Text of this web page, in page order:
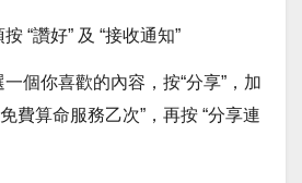
“讚好” 及 “接收通知”
個你喜歡的內容，按“分享”，加
費算命服務乙次”，再按 “分享連